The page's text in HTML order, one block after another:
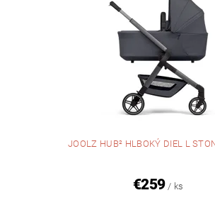
JOOLZ HUB² HLBOKÝ DIEL L
€259 / ks